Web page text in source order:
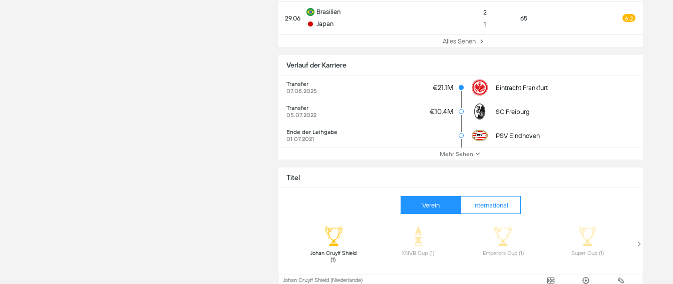
29.06
Brasilien
Japan
2
1
65 6.2
Alles Sehen
Verlauf der Karriere
Transfer
07.08.2025
€21.1M Eintracht Frankfurt
Transfer
05.07.2022
€10.4M SC Freiburg
Ende der Leihgabe
01.07.2021
PSV Eindhoven
Mehr Sehen
Titel
Verein International
Johan Cruyff Shield
(1)
Emperors Cup (1)
Johan Cruyff Shield (Niederlande)